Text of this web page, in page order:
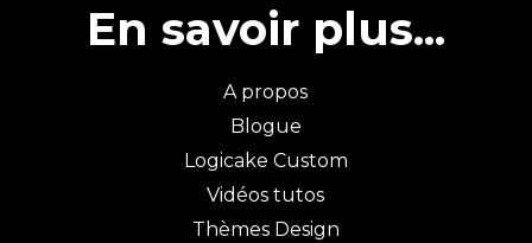
En savoir plus...
A propos
Blogue
Logicake Custom
Vidéos tutos
Thèmes Design